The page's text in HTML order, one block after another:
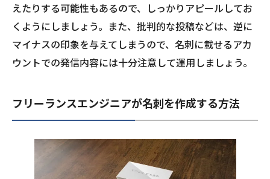
えたりする可能性もあるので、しっかりアピールしてお
くようにしましょう。また、批判的な投稿などは、逆に
マイナスの印象を与えてしまうので、名刺に載せるアカ
ウントでの発信内容には十分注意して運用しましょう。
フリーランスエンジニアが名刺を作成する方法